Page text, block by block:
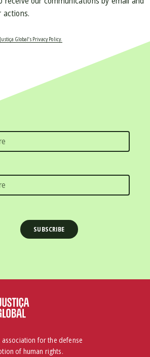
actions.
Global’s Privacy Policy.
for the defense
of human rights.